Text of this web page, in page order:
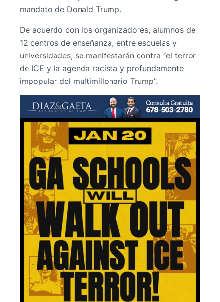
mandato de Donald Trump.
De acuerdo con los organizadores, alumnos de
12 centros de enseñanza, entre escuelas y
universidades, se manifestarán contra “el terror
de ICE y la agenda racista y profundamente
impopular del multimillonario Trump”.